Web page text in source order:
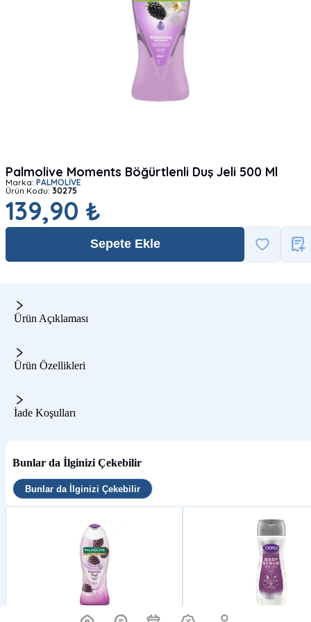
Palmolive Moments Böğürtlenli Duş Jeli 500 Ml
Marka: PALMOLİVE
Ürün Kodu: 30275
139,90 ₺
Sepete Ekle
Ürün Açıklaması
Ürün Özellikleri
İade Koşulları
Bunlar da İlginizi Çekebilir
Bunlar da İlginizi Çekebilir